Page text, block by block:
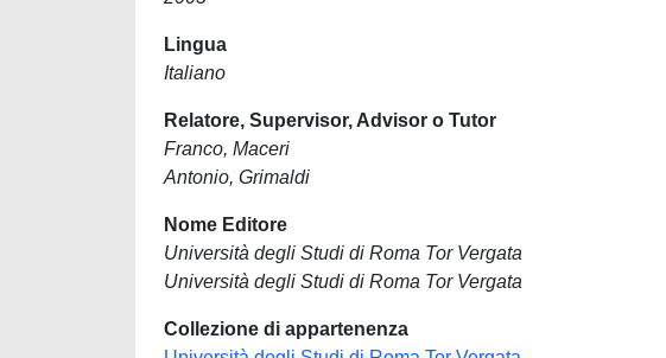
Lingua
Italiano
Relatore, Supervisor, Advisor o Tutor
Franco, Maceri
Antonio, Grimaldi
Nome Editore
Università degli Studi di Roma Tor Vergata
Università degli Studi di Roma Tor Vergata
Collezione di appartenenza